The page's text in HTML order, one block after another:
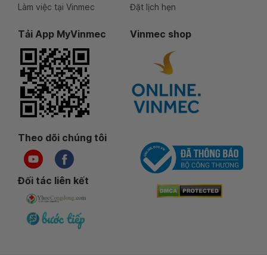
Làm việc tại Vinmec
Đặt lịch hẹn
Tải App MyVinmec Vinmec shop
Theo dõi chúng tôi
Đối tác liên kết